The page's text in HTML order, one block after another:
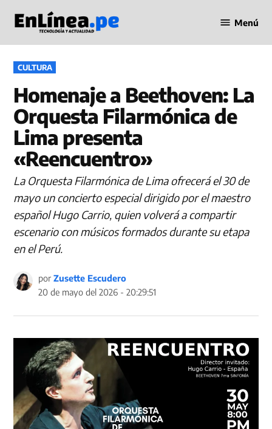
contenido
en Línea
Menú
PUBLICADO
EN
CULTURA
Homenaje a Beethoven: La
Orquesta Filarmónica de
Lima presenta
«Reencuentro»
La Orquesta Filarmónica de Lima ofrecerá el 30 de
mayo un concierto especial dirigido por el maestro
español Hugo Carrio, quien volverá a compartir
escenario con músicos formados durante su etapa
en el Perú.
por Zusette Escudero
20 de mayo del 2026 - 20:29:51